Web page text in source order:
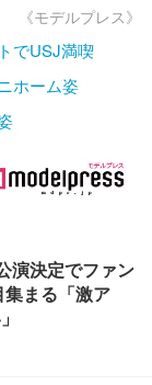
《モデルプレス》
でUSJ満喫
ホーム姿
演決定でファン
まる「激ア